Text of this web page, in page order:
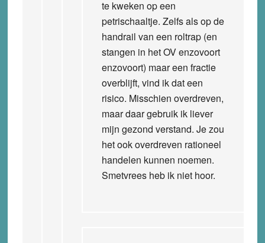
te kweken op een
petrischaaltje. Zelfs als op de
handrail van een roltrap (en
stangen in het OV enzovoort
enzovoort) maar een fractie
overblijft, vind ik dat een
risico. Misschien overdreven,
maar daar gebruik ik liever
mijn gezond verstand. Je zou
het ook overdreven rationeel
handelen kunnen noemen.
Smetvrees heb ik niet hoor.